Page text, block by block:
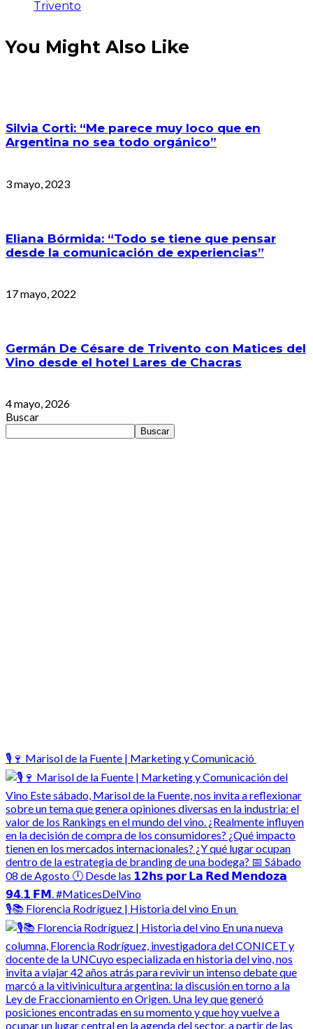
Trivento
You Might Also Like
Silvia Corti: “Me parece muy loco que en
Argentina no sea todo orgánico”
3 mayo, 2023
Eliana Bórmida: “Todo se tiene que pensar
desde la comunicación de experiencias”
17 mayo, 2022
Germán De Césare de Trivento con Matices del
Vino desde el hotel Lares de Chacras
4 mayo, 2026
Buscar
Buscar
🎙️🍷 Marisol de la Fuente | Marketing y Comunicació
🎙️📚 Florencia Rodríguez | Historia del vino En un